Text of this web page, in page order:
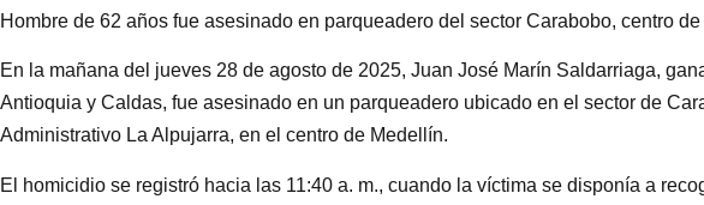
Hombre de 62 años fue asesinado en parqueadero del sector Carabobo, centro
En la mañana del jueves 28 de agosto de 2025, Juan José Marín Saldarriaga,
Antioquia y Caldas, fue asesinado en un parqueadero ubicado en el sector de
Administrativo La Alpujarra, en el centro de Medellín.
El homicidio se registró hacia las 11:40 a. m., cuando la víctima se disponía a